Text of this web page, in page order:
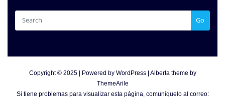
Go
Copyright © 2025 | Powered by WordPress
Alberta theme by
ThemeArile
Si tiene problemas para visualizar esta página, comuníquelo al correo: